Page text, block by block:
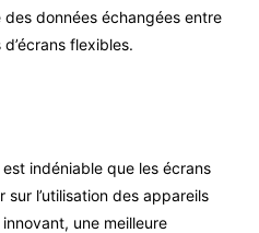
données échangées entre
flexibles.
indéniable que les écrans
l’utilisation des appareils
une meilleure